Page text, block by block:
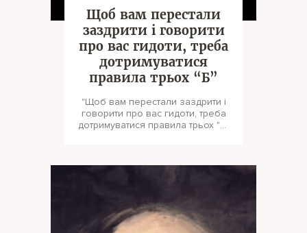
Щоб вам перестали
заздрити і говорити
про вас гидоти, треба
дотримуватися
правила трьох “Б”
"Щоб вам перестали заздрити і
говорити про вас гидоти, треба
дотримуватися правила трьох "Б"